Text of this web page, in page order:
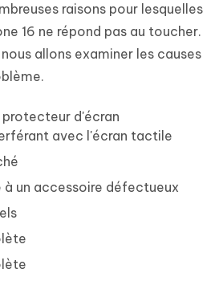
raisons pour lesquelles
16 ne répond pas au toucher.
allons examiner les causes
protecteur d'écran
avec l'écran tactile
à un accessoire défectueux